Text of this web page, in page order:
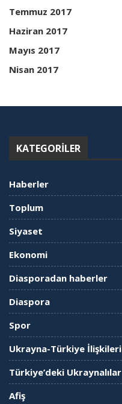
Temmuz 2017
Haziran 2017
Mayıs 2017
Nisan 2017
KATEGORILER
Haberler
Toplum
Siyaset
Ekonomi
Diasporadan haberler
Diaspora
Spor
Ukrayna-Türkiye İlişkileri
Türkiye’deki Ukraynalılar
Afiş